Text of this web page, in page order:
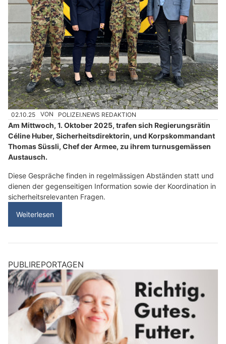
02.10.25 VON POLIZEI.NEWS REDAKTION
Am Mittwoch, 1. Oktober 2025, trafen sich Regierungsrätin
Céline Huber, Sicherheitsdirektorin, und Korpskommandant
Thomas Süssli, Chef der Armee, zu ihrem turnusgemässen
Austausch.
Diese Gespräche finden in regelmässigen Abständen statt und
dienen der gegenseitigen Information sowie der Koordination in
sicherheitsrelevanten Fragen.
Weiterlesen
PUBLIREPORTAGEN